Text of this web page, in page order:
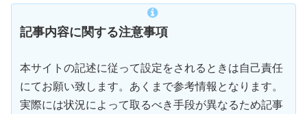
記事内容に関する注意事項
本サイトの記述に従って設定をされるときは自己責任
にてお願い致します。あくまで参考情報となります。
実際には状況によって取るべき手段が異なるため記事